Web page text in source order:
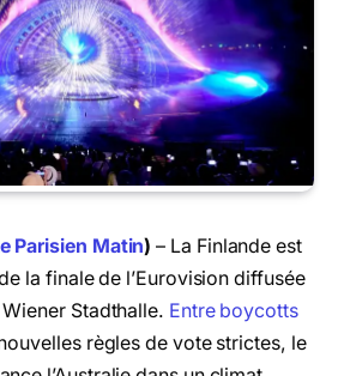
Parisien Matin) – La Finlande est
la finale de l’Eurovision diffusée
Stadthalle. Entre boycotts
règles de vote strictes, le